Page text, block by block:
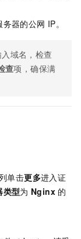
器的公网 IP。
域名，检查
查项，确保满
单击更多进入证
类型为 Nginx 的